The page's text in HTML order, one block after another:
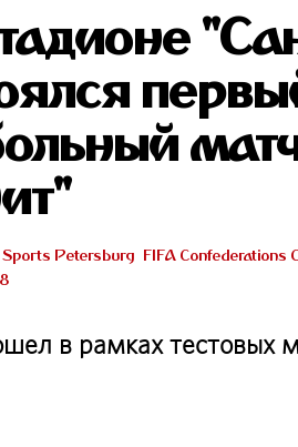
Sports Petersburg FIFA Confederations
в рамках тестовых